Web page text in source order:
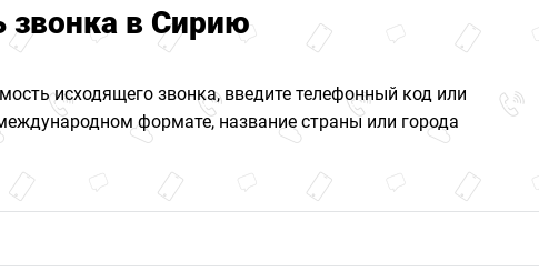
звонка в Сирию
исходящего звонка, введите телефонный код или
формате, название страны или города